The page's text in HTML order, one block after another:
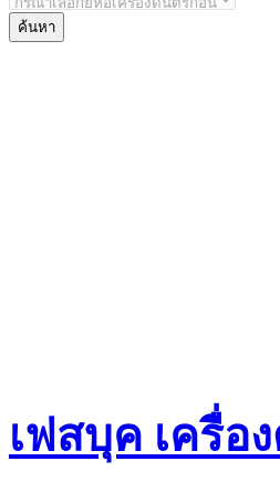
เฟสบุค เครื่อ